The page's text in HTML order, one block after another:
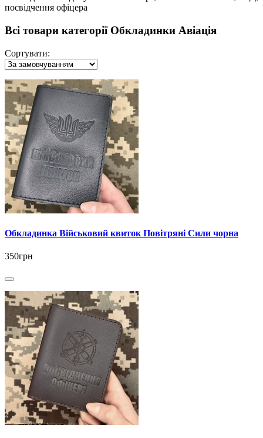
посвідчення офіцера
Всі товари категорії Обкладинки Авіація
Сортувати:
Обкладинка Військовий квиток Повітряні Сили чорна
350грн